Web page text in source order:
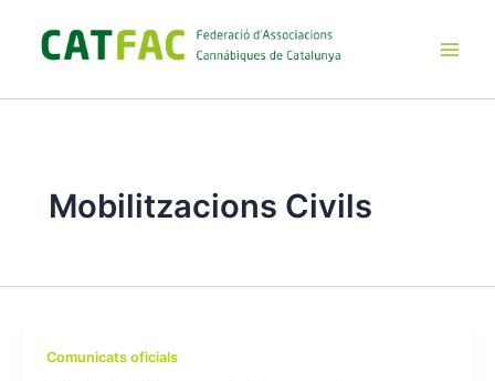
contenido
Mobilitzacions Civils
Comunicats oficials